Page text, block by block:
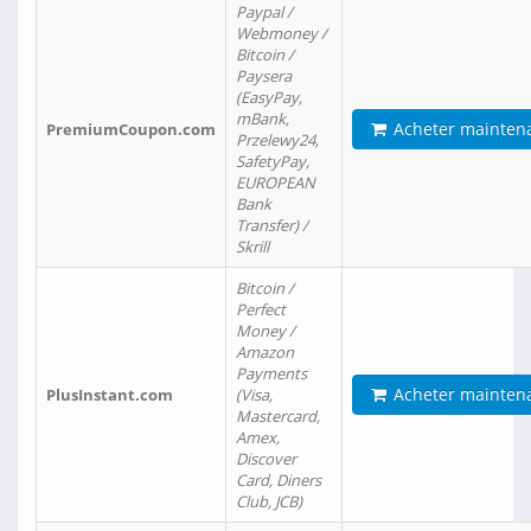
PremiumCoupon.com
Paypal /
Webmoney /
Bitcoin /
Paysera
(EasyPay,
mBank,
Przelewy24,
SafetyPay,
EUROPEAN
Bank
Transfer) /
Skrill
Acheter
PlusInstant.com
Bitcoin /
Perfect
Money /
Amazon
Payments
(Visa,
Mastercard,
Amex,
Discover
Card, Diners
Club, JCB)
Acheter